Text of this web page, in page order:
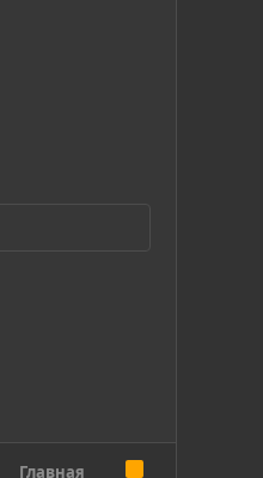
Главная